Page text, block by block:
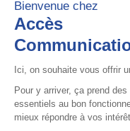
Batteries